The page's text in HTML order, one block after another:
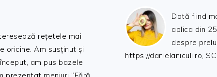
rețetele mai
oricine. Am susținut și
am pus bazele
Dată fiind
aplica din
despre
https://danielaniculi.ro,